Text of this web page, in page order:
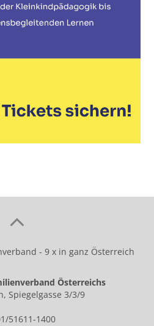
- 9 x in ganz Österreich
Österreichs
Spiegelgasse 3/3/9
51611-1400